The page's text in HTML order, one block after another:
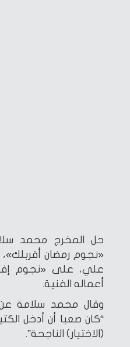
حل المخرج محمد
«نجوم رمضان أقربلك»،
علي، على «نجوم إف
أعماله الفنية.
(الاختيار) الناجحة”.